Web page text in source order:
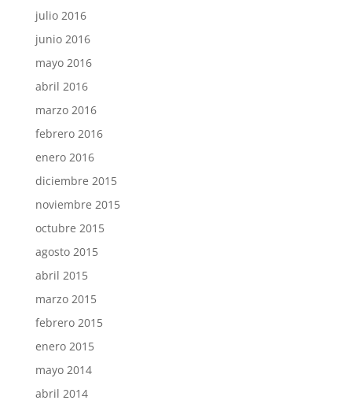
julio 2016
junio 2016
mayo 2016
abril 2016
marzo 2016
febrero 2016
enero 2016
diciembre 2015
noviembre 2015
octubre 2015
agosto 2015
abril 2015
marzo 2015
febrero 2015
enero 2015
mayo 2014
abril 2014